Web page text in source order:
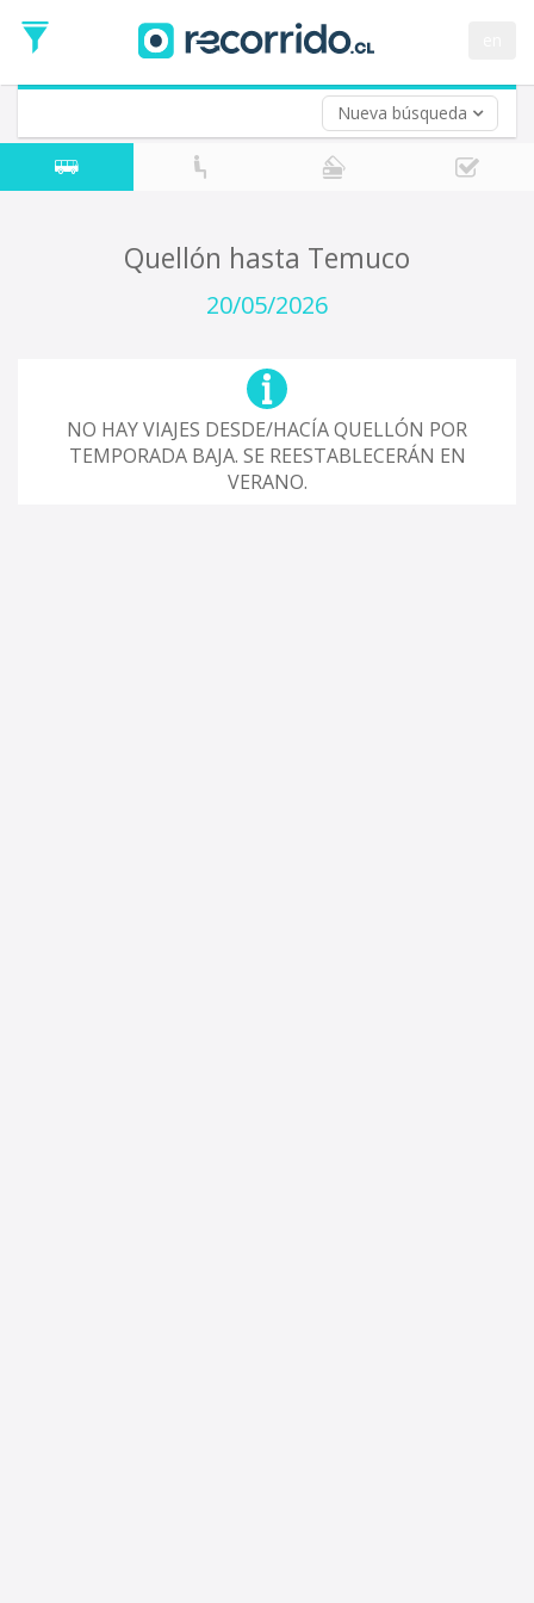
Nueva búsqueda
de
Ida
Vuelta (opcional)
Fecha
de
Quellón hasta Temuco
20/05/2026
NO HAY VIAJES DESDE/HACÍA QUELLÓN POR
TEMPORADA BAJA. SE REESTABLECERÁN EN
VERANO.